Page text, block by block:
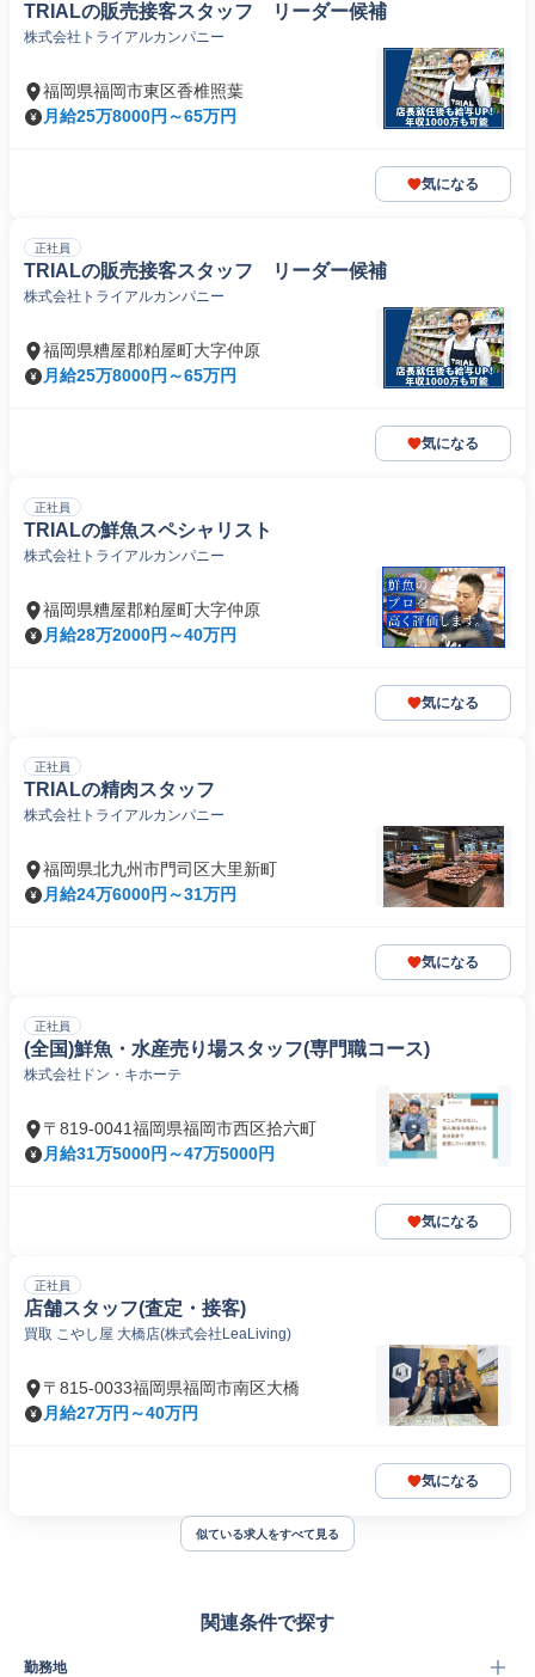
TRIALの販売接客スタッフ リーダー候補
株式会社トライアルカンパニー
福岡県福岡市東区香椎照葉
月給25万8000円～65万円
気になる
正社員
TRIALの販売接客スタッフ リーダー候補
株式会社トライアルカンパニー
福岡県糟屋郡粕屋町大字仲原
月給25万8000円～65万円
気になる
正社員
TRIALの鮮魚スペシャリスト
株式会社トライアルカンパニー
福岡県糟屋郡粕屋町大字仲原
月給28万2000円～40万円
気になる
正社員
TRIALの精肉スタッフ
株式会社トライアルカンパニー
福岡県北九州市門司区大里新町
月給24万6000円～31万円
気になる
正社員
(全国)鮮魚・水産売り場スタッフ(専門職コース)
株式会社ドン・キホーテ
〒819-0041福岡県福岡市西区拾六町
月給31万5000円～47万5000円
気になる
正社員
店舗スタッフ(査定・接客)
買取 こやし屋 大橋店(株式会社LeaLiving)
〒815-0033福岡県福岡市南区大橋
月給27万円～40万円
気になる
似ている求人をすべて見る
関連条件で探す
勤務地